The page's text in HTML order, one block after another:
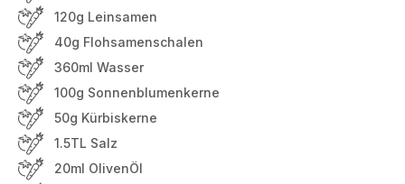
120g Leinsamen
40g Flohsamenschalen
360ml Wasser
100g Sonnenblumenkerne
50g Kürbiskerne
1.5TL Salz
20ml OlivenÖl